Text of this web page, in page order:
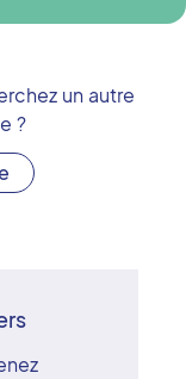
un autre
?